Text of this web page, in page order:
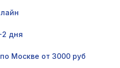
2 дня
Москве от 3000 руб